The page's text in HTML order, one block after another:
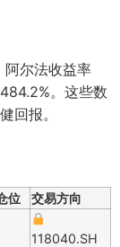
阿尔法收益率
。这些数
回报。
位
交易方向
118040.SH